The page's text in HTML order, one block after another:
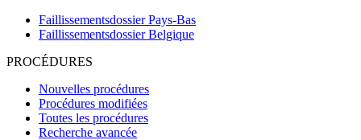
Faillissementsdossier Pays-Bas
Faillissementsdossier Belgique
PROCÉDURES
Nouvelles procédures
Procédures modifiées
Toutes les procédures
Recherche avancée